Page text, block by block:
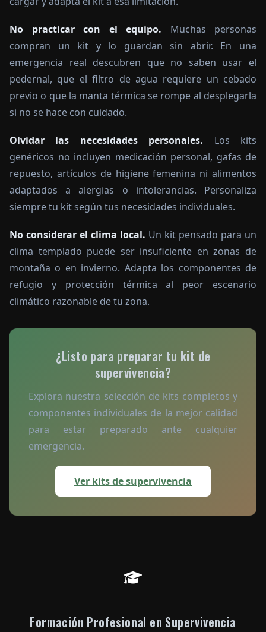
No practicar con el equipo. Muchas personas
compran un kit y lo guardan sin abrir. En una
emergencia real descubren que no saben usar el
pedernal, que el filtro de agua requiere un cebado
previo o que la manta térmica se rompe al desplegarla
si no se hace con cuidado.
Olvidar las necesidades personales. Los kits
genéricos no incluyen medicación personal, gafas de
repuesto, artículos de higiene femenina ni alimentos
adaptados a alergias o intolerancias. Personaliza
siempre tu kit según tus necesidades individuales.
No considerar el clima local. Un kit pensado para un
clima templado puede ser insuficiente en zonas de
montaña o en invierno. Adapta los componentes de
refugio y protección térmica al peor escenario
climático razonable de tu zona.
¿Listo para preparar tu kit de
supervivencia?
Explora nuestra selección de kits completos y
componentes individuales de la mejor calidad
para estar preparado ante cualquier
emergencia.
Ver kits de supervivencia
Formación Profesional en Supervivencia